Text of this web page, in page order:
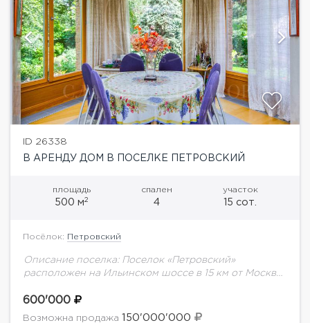
ID 26338
В АРЕНДУ ДОМ В ПОСЕЛКЕ ПЕТРОВСКИЙ
площадь
500 м2
спален
4
участок
15 сот.
Посёлок: Петровский
Описание поселка: Поселок «Петровский»
расположен на Ильинском шоссе в 15 км от Москвы,
Добраться до столицы можно по Новорижскому и
Рублево-Успенскому шоссе,...
600'000
Возможна продажа 150'000'000